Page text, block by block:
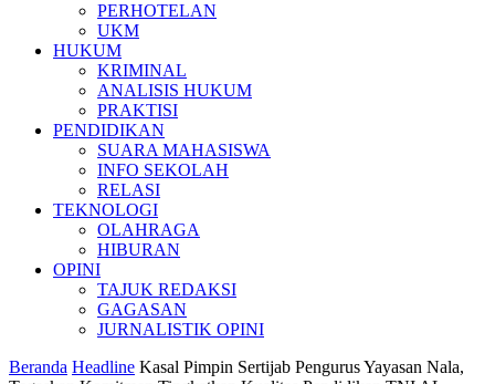
PERHOTELAN
UKM
HUKUM
KRIMINAL
ANALISIS HUKUM
PRAKTISI
PENDIDIKAN
SUARA MAHASISWA
INFO SEKOLAH
RELASI
TEKNOLOGI
OLAHRAGA
HIBURAN
OPINI
TAJUK REDAKSI
GAGASAN
JURNALISTIK OPINI
Beranda Headline Kasal Pimpin Sertijab Pengurus Yayasan Nala,